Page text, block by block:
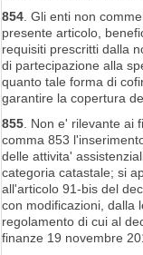
854. Gli enti non
presente articolo,
requisiti prescritti dalla
di partecipazione alla
quanto tale forma di
garantire la copertura
855. Non e' rilevante ai
comma 853
delle attivita'
categoria catastale; si
all'articolo 91-bis del
con modificazioni, dalla
regolamento di cui al
finanze 19 novembre